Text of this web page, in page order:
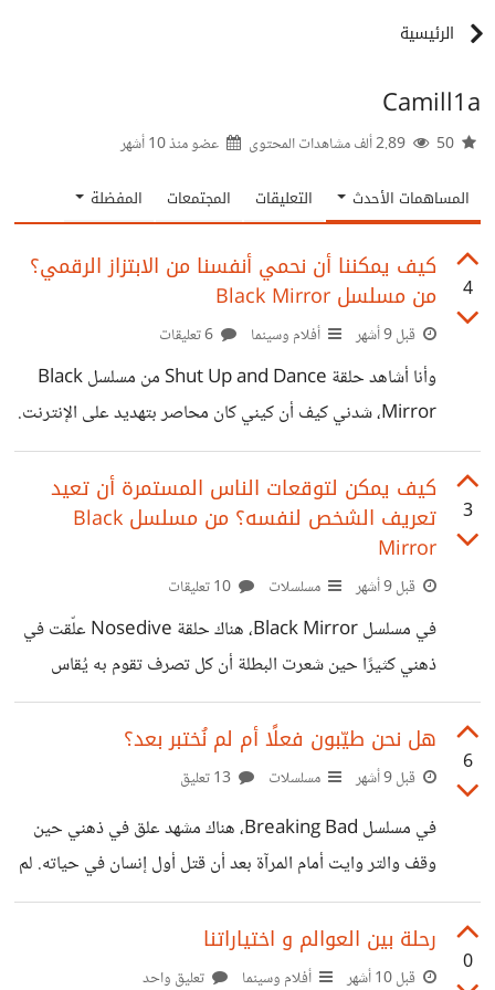
الرئيسية
Camill1a
عضو منذ10 أشهر
المساهمات الأحدث التعليقات المجتمعات المفضلة
4
كيف يمكننا أن نحمي أنفسنا من الابتزاز الرقمي؟
من مسلسل Black Mirror
قبل 9 أشهر أفلام وسينما
وأنا أشاهد حلقة Shut Up and Dance من مسلسل Black
Mirror، شدني كيف أن كيني كان محاصر بتهديد على الإنترنت.
مجرد فيديو شخصي بسيط تحوّل لأداة ابتزاز، وكل خطوة تالية
كانت تزيد شعوره بالعجز وكأنه في شبكة بلا مخرج. هذا المشهد
ذكرني بحالات نسمع عنها يوميًا شباب وفتيات يتعرضون للابتزاز
الإلكتروني بسبب صورة شخصية أو رسالة عابرة، ويعيشون
ضغطًا نفسيًا رهيبًا. بدل ما يلاقي الضحية دعم وحماية، يلاقي
أحيانًا لوم أو تشكيك من المجتمع، وكأن الخطأ كان في وجوده
هو.
3
كيف يمكن لتوقعات الناس المستمرة أن تعيد
تعريف الشخص لنفسه؟ من مسلسل Black
Mirror
قبل 9 أشهر مسلسلات
في مسلسل Black Mirror، هناك حلقة Nosedive علّقت في
ذهني كثيرًا حين شعرت البطلة أن كل تصرف تقوم به يُقاس
برقم، وكل ابتسامة أو كلمة يتم تقييمها. لم تتكلم، فقط حدّقت
في هاتفها كأنها ترى نسخة أخرى من نفسها تولد تحت ضغط
الآخرين. تلك اللحظة لم تكن عن التقييم نفسه، بل عن التحوّل
الشخص لنفسه؟ البطلة لم تصبح سطحية فجأة، بل كانت تُبرّر كل
تصرف باعتقادها أنها تفعل ما يجب لإرضاء
6
هل نحن طيّبون فعلًا أم لم نُختبر بعد؟
قبل 9 أشهر مسلسلات
في مسلسل Breaking Bad، هناك مشهد علق في ذهني حين
وقف والتر وايت أمام المرآة بعد أن قتل أول إنسان في حياته. لم
يتكلم، فقط حدّق في وجهه كأنه يرى شخصًا آخر يولد بداخله.
تلك اللحظة لم تكن عن الجريمة نفسها، بل عن التحوّل. كيف
يمكن لفعلٍ واحد أن يُعيد تعريف الإنسان لنفسه. والتر لم يصبح
0
رحلة بين العوالم و اختياراتنا
قبل 10 أشهر أفلام وسينما تعليق واحد